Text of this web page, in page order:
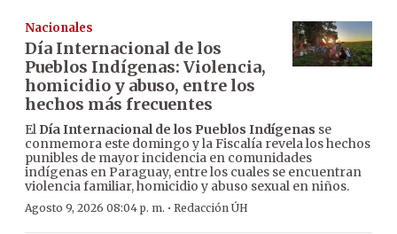
Nacionales
Día Internacional de los
Pueblos Indígenas: Violencia,
homicidio y abuso, entre los
hechos más frecuentes
El Día Internacional de los Pueblos Indígenas se
conmemora este domingo y la Fiscalía revela los hechos
punibles de mayor incidencia en comunidades
indígenas en Paraguay, entre los cuales se encuentran
violencia familiar, homicidio y abuso sexual en niños.
Agosto 9, 2026 08:04 p. m. · Redacción ÚH